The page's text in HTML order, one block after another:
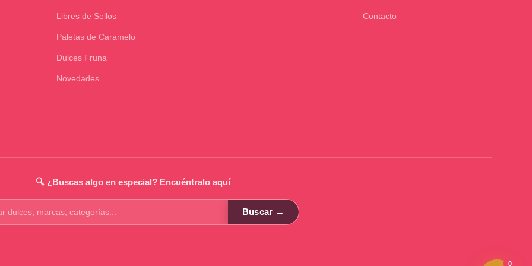
Libres de Sellos
Paletas de Caramelo
Dulces Fruna
Novedades
Contacto
🔍 ¿Buscas algo en especial? Encuéntralo aquí
Buscar →
0